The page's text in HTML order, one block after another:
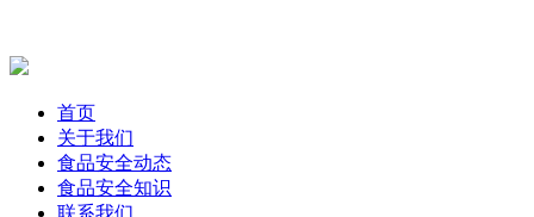
首页
关于我们
食品安全动态
食品安全知识
联系我们